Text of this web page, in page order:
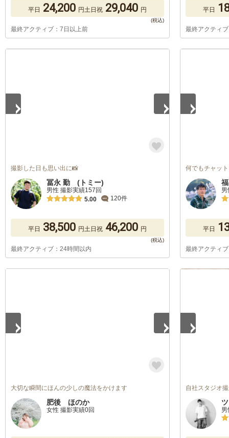
平日 24,200 円土日祝 29,040 円
最終アクティブ：7日以上前
平日
最終アクティ
撮影した日も思い出に📸
冨永 勤 (トミー)
男性 撮影実績157回
5.00
120件
平日 38,500 円土日祝 46,200 円
最終アクティブ：24時間以内
何でもチャッ
平日
最終アクティ
大切な瞬間にほんの少しの魔法をかけます
肥後 ほのか
女性 撮影実績0回
自社スタジオ